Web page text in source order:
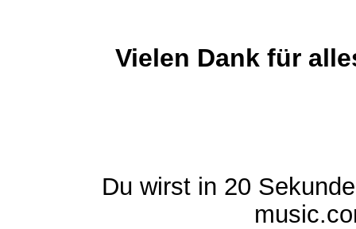
Vielen Dank für
Du wirst in 20